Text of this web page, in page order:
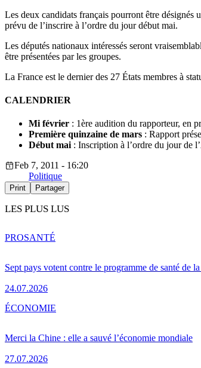
Les deux candidats français pourront être désignés
prévu de l’inscrire à l’ordre du jour début mai.
Les députés nationaux intéressés seront
être présentées par les groupes.
La France est le dernier des 27 États membres à
CALENDRIER
Mi février : 1ère audition du rapporteur, en
Première quinzaine de mars : Rapport
Début mai: Inscription à l’ordre du jour de
Feb 7, 2011 - 16:20
Politique
Print Partager
LES PLUS LUS
Sept pays votent contre le programme de santé de
24.07.2026
PROSANTÉ
Merci la Chine : elle a sauvé l’économie mondiale
27.07.2026
ÉCONOMIE